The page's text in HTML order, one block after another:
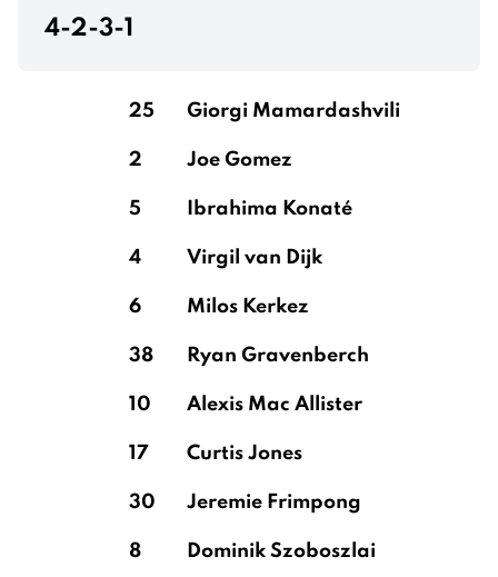
4-2-3-1
25 Giorgi Mamardashvili
2 Joe Gomez
5 Ibrahima Konaté
4 Virgil van Dijk
6 Milos Kerkez
38 Ryan Gravenberch
10 Alexis Mac Allister
17 Curtis Jones
30 Jeremie Frimpong
8 Dominik Szoboszlai